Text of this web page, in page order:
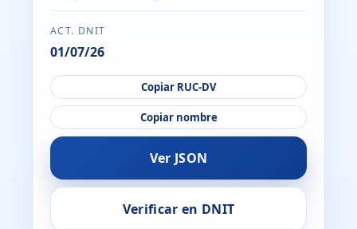
ACT. DNIT
01/07/26
Copiar RUC-DV
Copiar nombre
Ver JSON
Verificar en DNIT